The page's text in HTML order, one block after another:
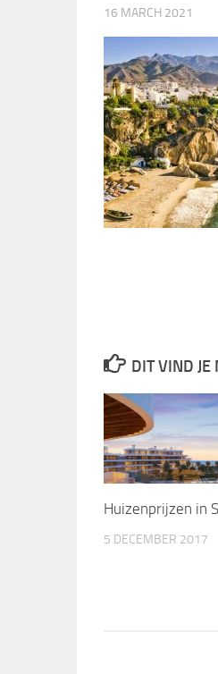
16 MARCH 2021
DIT VIND JE
Huizenprijzen in
5 DECEMBER 2017